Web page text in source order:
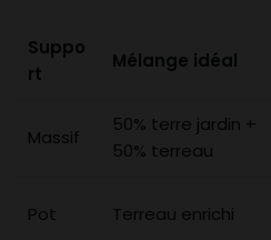
Suppo
rt
Mélange idéal
Massif
50% terre jardin +
50% terreau
Pot Terreau enrichi